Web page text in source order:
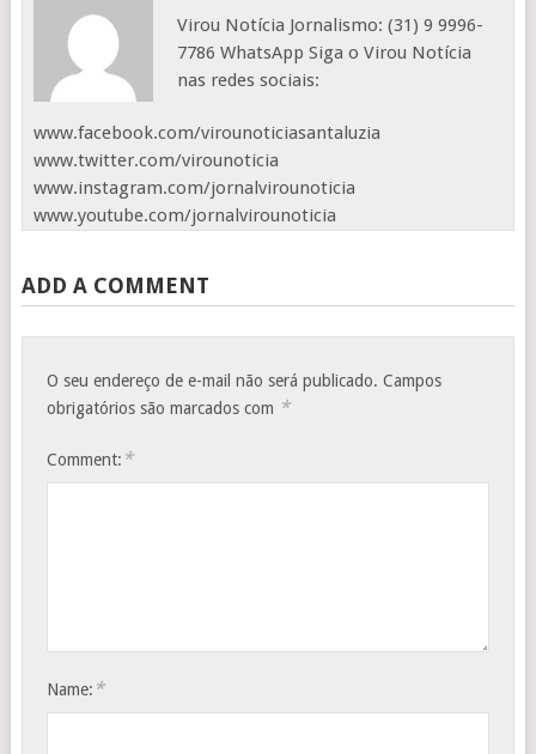
Virou Notícia Jornalismo: (31) 9 9996-
7786 WhatsApp Siga o Virou Notícia
nas redes sociais:
www.facebook.com/virounoticiasantaluzia
www.twitter.com/virounoticia
www.instagram.com/jornalvirounoticia
www.youtube.com/jornalvirounoticia
ADD A COMMENT
O seu endereço de e-mail não será publicado. Campos
obrigatórios são marcados com *
Comment: *
Name: *